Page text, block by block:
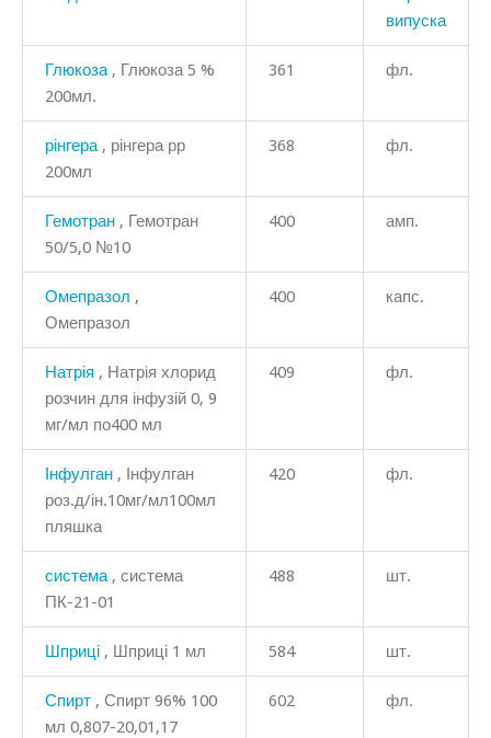
випуска
Глюкоза , Глюкоза 5 %
200мл.
361 фл.
рінгера , рінгера рр
200мл
368 фл.
Гемотран , Гемотран
50/5,0 №10
400 амп.
Омепразол ,
Омепразол
400 капс.
Натрія , Натрія хлорид
розчин для інфузій 0, 9
мг/мл по400 мл
409 фл.
Інфулган , Інфулган
роз.д/ін.10мг/мл100мл
пляшка
420 фл.
система , система
ПК-21-01
488 шт.
Шприці , Шприці 1 мл 584 шт.
Спирт , Спирт 96% 100
мл 0,807-20,01,17
602 фл.